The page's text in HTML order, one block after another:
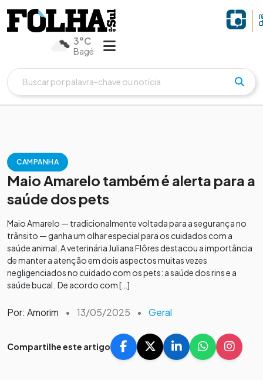
3°C
Bagé
CAMPANHA
Maio Amarelo também é alerta para a
saúde dos pets
Maio Amarelo — tradicionalmente voltada para a segurança no
trânsito — ganha um olhar especial para os cuidados com a
saúde animal. A veterinária Juliana Flôres destacou a importância
de manter a atenção em dois aspectos muitas vezes
negligenciados no cuidado com os pets: a saúde dos rins e a
saúde bucal. De acordo com […]
Por: Amorim • 13/05/2025 • Geral
Compartilhe este artigo